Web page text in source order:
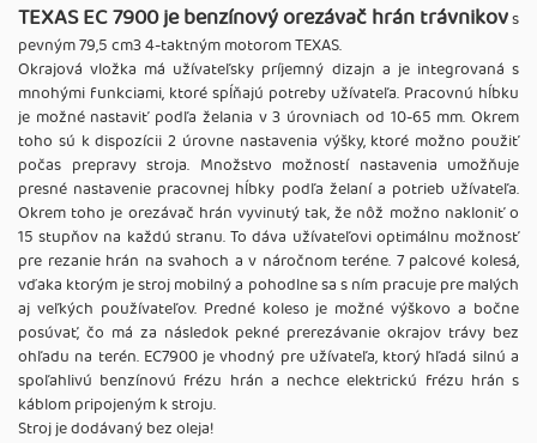
TEXAS EC 7900 je benzínový orezávač hrán trávnikovs
pevným 79,5 cm3 4-taktným motorom TEXAS.
Okrajová vložka má užívateľsky príjemný dizajn a je integrovaná s
mnohými funkciami, ktoré spĺňajú potreby užívateľa. Pracovnú hĺbku
je možné nastaviť podľa želania v 3 úrovniach od 10-65 mm. Okrem
toho sú k dispozícii 2 úrovne nastavenia výšky, ktoré možno použiť
počas prepravy stroja. Množstvo možností nastavenia umožňuje
presné nastavenie pracovnej hĺbky podľa želaní a potrieb užívateľa.
Okrem toho je orezávač hrán vyvinutý tak, že nôž možno nakloniť o
15 stupňov na každú stranu. To dáva užívateľovi optimálnu možnosť
pre rezanie hrán na svahoch a v náročnom teréne. 7 palcové kolesá,
vďaka ktorým je stroj mobilný a pohodlne sa s ním pracuje pre malých
aj veľkých používateľov. Predné koleso je možné výškovo a bočne
posúvať, čo má za následok pekné prerezávanie okrajov trávy bez
ohľadu na terén. EC7900 je vhodný pre užívateľa, ktorý hľadá silnú a
spoľahlivú benzínovú frézu hrán a nechce elektrickú frézu hrán s
káblom pripojeným k stroju.
Stroj je dodávaný bez oleja!